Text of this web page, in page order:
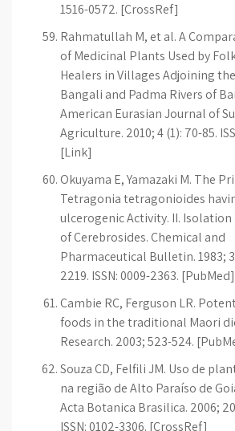
1516-0572. [CrossRef]
Rahmatullah M, et al. A
of Medicinal Plants Used by
Healers in Villages Adjoining
Bangali and Padma Rivers of
American Eurasian Journal of
Agriculture. 2010; 4 (1): 70-85.
[Link]
Okuyama E, Yamazaki M. The
Tetragonia tetragonioides
ulcerogenic Activity. II. Isolation
of Cerebrosides. Chemical and
Pharmaceutical Bulletin. 1983;
2219. ISSN: 0009-2363. [PubMed]
Cambie RC, Ferguson LR.
foods in the traditional Maori
Research. 2003; 523-524.
Souza CD, Felfili JM. Uso de
na região de Alto Paraíso de
Acta Botanica Brasilica. 2006; 20
ISSN: 0102-3306. [CrossRef]